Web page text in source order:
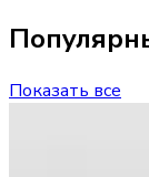
Показать все